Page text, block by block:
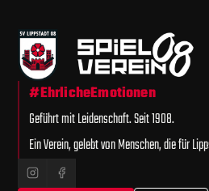
#EhrlicheEmotionen
Geführt mit Leidenschaft. Seit 1908.
Ein Verein, gelebt von Menschen, die für